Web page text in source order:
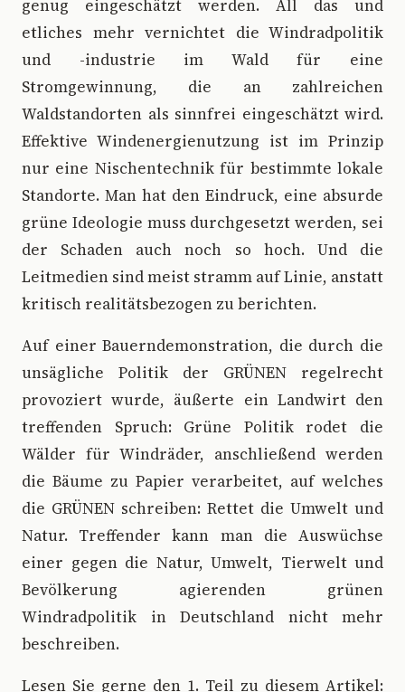
genug eingeschätzt werden. All das und
etliches mehr vernichtet die Windradpolitik
und -industrie im Wald für eine
Stromgewinnung, die an zahlreichen
Waldstandorten als sinnfrei eingeschätzt wird.
Effektive Windenergienutzung ist im Prinzip
nur eine Nischentechnik für bestimmte lokale
Standorte. Man hat den Eindruck, eine absurde
grüne Ideologie muss durchgesetzt werden, sei
der Schaden auch noch so hoch. Und die
Leitmedien sind meist stramm auf Linie, anstatt
kritisch realitätsbezogen zu berichten.
Auf einer Bauerndemonstration, die durch die
unsägliche Politik der GRÜNEN regelrecht
provoziert wurde, äußerte ein Landwirt den
treffenden Spruch: Grüne Politik rodet die
Wälder für Windräder, anschließend werden
die Bäume zu Papier verarbeitet, auf welches
die GRÜNEN schreiben: Rettet die Umwelt und
Natur. Treffender kann man die Auswüchse
einer gegen die Natur, Umwelt, Tierwelt und
Bevölkerung agierenden grünen
Windradpolitik in Deutschland nicht mehr
beschreiben.
Lesen Sie gerne den 1. Teil zu diesem Artikel: